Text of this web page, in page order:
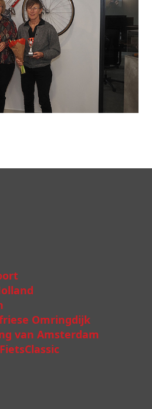
Omringdijk
van Amsterdam